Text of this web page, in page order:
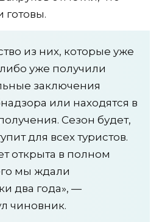
готовы.
из них, которые уже
уже получили
заключения
или находятся в
Сезон будет,
для всех туристов.
открыта в полном
мы ждали
два года», —
чиновник.